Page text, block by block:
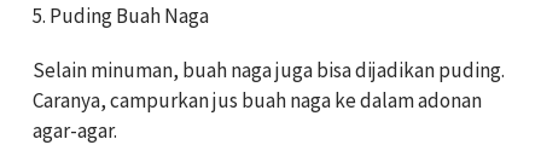
5. Puding Buah Naga
Selain minuman, buah naga juga bisa dijadikan puding.
Caranya, campurkan jus buah naga ke dalam adonan
agar-agar.